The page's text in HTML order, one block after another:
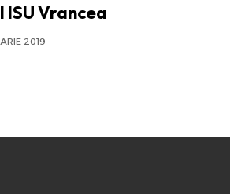
ISU Vrancea
2019